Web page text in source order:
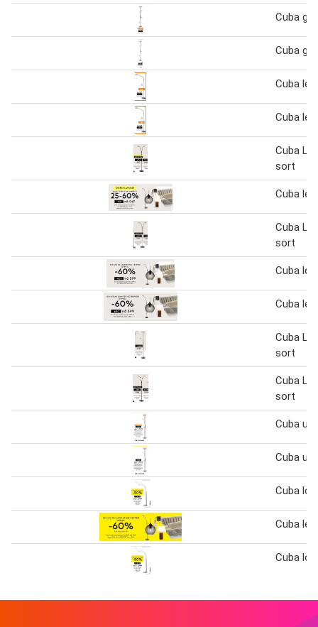
Cuba
Cuba
Cuba
Cuba
Cuba
sort
Cuba
Cuba
sort
Cuba
Cuba
Cuba
sort
Cuba
sort
Cuba
Cuba
Cuba
Cuba
Cuba